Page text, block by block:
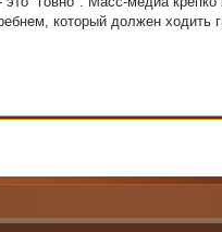
который должен ходить